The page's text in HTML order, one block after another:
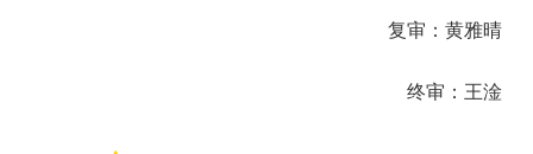
复审：黄雅晴
终审：王淦